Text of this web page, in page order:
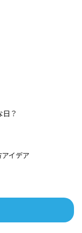
日？
イデア